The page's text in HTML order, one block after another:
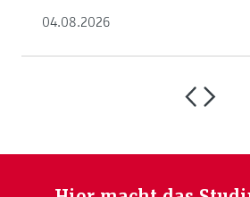
04.08.2026